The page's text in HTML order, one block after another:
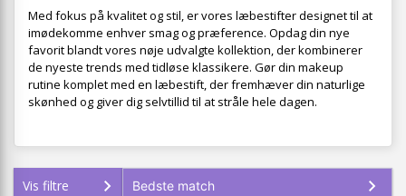
Med fokus på kvalitet og stil, er vores læbestifter designet til at
imødekomme enhver smag og præference. Opdag din nye
favorit blandt vores nøje udvalgte kollektion, der kombinerer
de nyeste trends med tidløse klassikere. Gør din makeup
rutine komplet med en læbestift, der fremhæver din naturlige
skønhed og giver dig selvtillid til at stråle hele dagen.
Vis filtre